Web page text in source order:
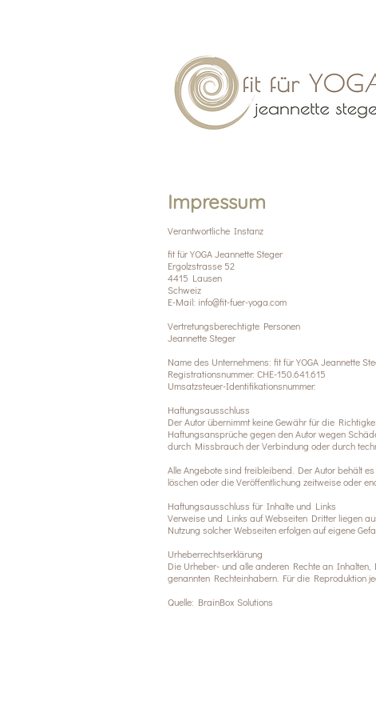
Impressum
Verantwortliche Instanz
fit für YOGA Jeannette Steger
Ergolzstrasse 52
4415 Lausen
Schweiz
E-Mail: info@fit-fuer-yoga.com
Vertretungsberechtigte Personen
Jeannette Steger
Name des Unternehmens: fit für YOGA Jeannette
Registrationsnummer: CHE-150.641.615
Umsatzsteuer-Identifikationsnummer:
Haftungsausschluss
Der Autor übernimmt keine Gewähr für die
Haftungsansprüche gegen den Autor wegen
durch Missbrauch der Verbindung oder durch
Alle Angebote sind freibleibend. Der Autor behält
löschen oder die Veröffentlichung zeitweise oder
Haftungsausschluss für Inhalte und Links
Verweise und Links auf Webseiten Dritter liegen
Nutzung solcher Webseiten erfolgen auf eigene
Urheberrechtserklärung
Die Urheber- und alle anderen Rechte an
genannten Rechteinhabern. Für die Reproduktion
Quelle: BrainBox Solutions